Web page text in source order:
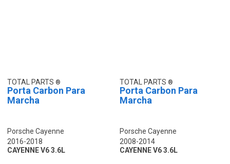
TOTAL PARTS
Porta Carbon Para
Marcha
Porsche Cayenne
2016-2018
CAYENNE V6 3.6L
TOTAL PARTS
Porta Carbon Para
Marcha
Porsche Cayenne
2008-2014
CAYENNE V6 3.6L